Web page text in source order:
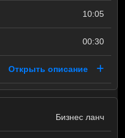
10:05
00:30
Открыть описание
Бизнес ланч